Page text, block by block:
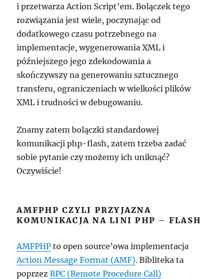
i przetwarza Action Script’em. Bolączek tego
rozwiązania jest wiele, poczynając od
dodatkowego czasu potrzebnego na
implementacje, wygenerowania XML i
późniejszego jego zdekodowania a
skończywszy na generowaniu sztucznego
transferu, ograniczeniach w wielkości plików
XML i trudności w debugowaniu.
Znamy zatem bolączki standardowej
komunikacji php-flash, zatem trzeba zadać
sobie pytanie czy możemy ich uniknąć?
Oczywiście!
AMFPHP CZYLI PRZYJAZNA
KOMUNIKACJA NA LINI PHP – FLASH
AMFPHP to open source’owa implementacja
Action Message Format (AMF). Bibliteka ta
poprzezRPC (Remote Procedure Call)